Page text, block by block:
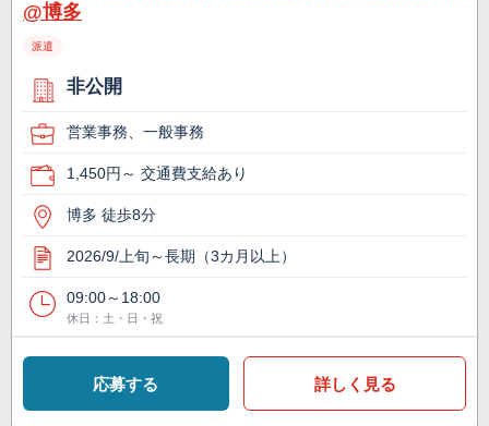
@博多
派遣
非公開
営業事務、一般事務
1,450円～ 交通費支給あり
博多 徒歩8分
2026/9/上旬～長期（3カ月以上）
09:00～18:00
休日：土・日・祝
応募する 詳しく見る